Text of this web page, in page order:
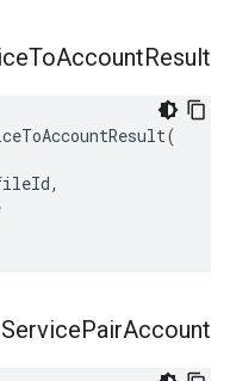
ToAccountResult
ServicePairAccount